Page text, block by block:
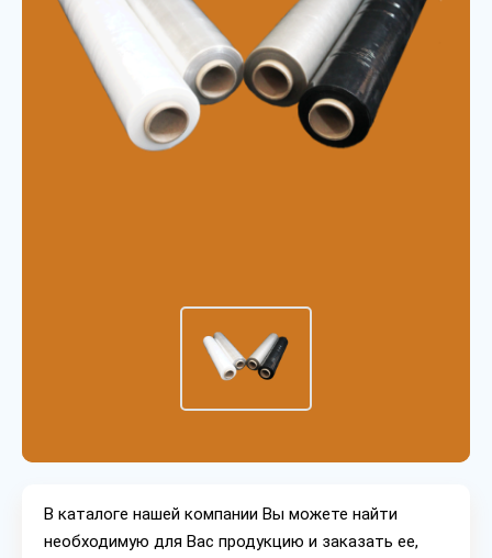
В каталоге нашей компании Вы можете найти
необходимую для Вас продукцию и заказать ее,